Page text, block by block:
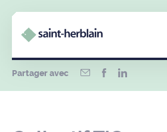
Partager avec